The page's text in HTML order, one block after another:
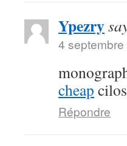
Ypezry
4
cheap
Répondre